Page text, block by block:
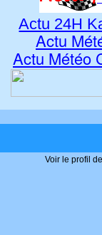
Actu 24H
Actu
Actu Météo
Voir le profil